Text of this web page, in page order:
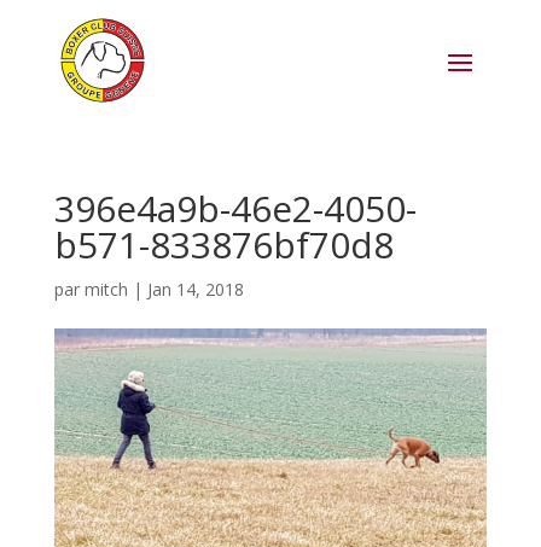
396e4a9b-46e2-4050-
b571-833876bf70d8
par mitch | Jan 14, 2018